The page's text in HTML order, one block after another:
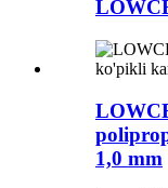
1,0 mm